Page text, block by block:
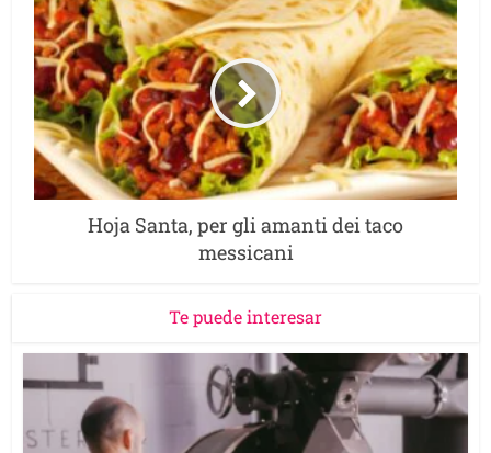
Hoja Santa, per gli amanti dei taco
messicani
Te puede interesar